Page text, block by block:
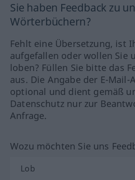
Sie haben Feedback zu
Wörterbüchern?
Fehlt eine Übersetzung, ist
aufgefallen oder wollen Sie
loben? Füllen Sie bitte das
aus. Die Angabe der E-Mail-
optional und dient gemäß
Datenschutz nur zur
Anfrage.
Wozu möchten Sie uns